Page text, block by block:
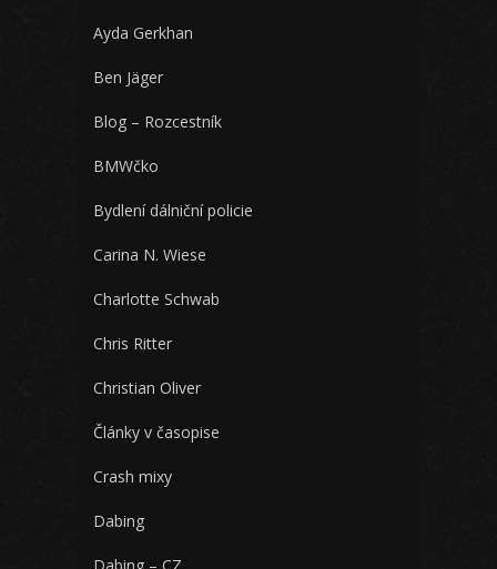
Ayda Gerkhan
Ben Jäger
Blog – Rozcestník
BMWčko
Bydlení dálniční policie
Carina N. Wiese
Charlotte Schwab
Chris Ritter
Christian Oliver
Články v časopise
Crash mixy
Dabing
Dabing – CZ